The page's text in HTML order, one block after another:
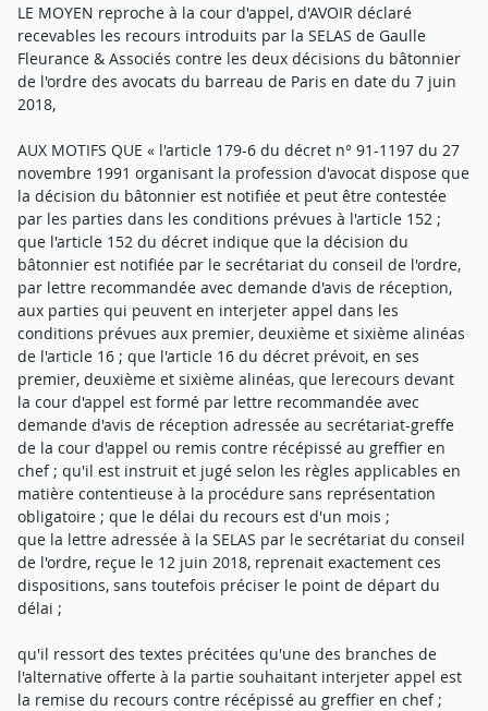
LE MOYEN reproche à la cour d'appel, d'AVOIR déclaré
recevables les recours introduits par la SELAS de Gaulle
Fleurance & Associés contre les deux décisions du bâtonnier
de l'ordre des avocats du barreau de Paris en date du 7 juin
2018,
AUX MOTIFS QUE « l'article 179-6 du décret n° 91-1197 du 27
novembre 1991 organisant la profession d'avocat dispose que
la décision du bâtonnier est notifiée et peut être contestée
par les parties dans les conditions prévues à l'article 152 ;
que l'article 152 du décret indique que la décision du
bâtonnier est notifiée par le secrétariat du conseil de l'ordre,
par lettre recommandée avec demande d'avis de réception,
aux parties qui peuvent en interjeter appel dans les
conditions prévues aux premier, deuxième et sixième alinéas
de l'article 16 ; que l'article 16 du décret prévoit, en ses
premier, deuxième et sixième alinéas, que lerecours devant
la cour d'appel est formé par lettre recommandée avec
demande d'avis de réception adressée au secrétariat-greffe
de la cour d'appel ou remis contre récépissé au greffier en
chef ; qu'il est instruit et jugé selon les règles applicables en
matière contentieuse à la procédure sans représentation
obligatoire ; que le délai du recours est d'un mois ;
que la lettre adressée à la SELAS par le secrétariat du conseil
de l'ordre, reçue le 12 juin 2018, reprenait exactement ces
dispositions, sans toutefois préciser le point de départ du
délai ;
qu'il ressort des textes précitées qu'une des branches de
l'alternative offerte à la partie souhaitant interjeter appel est
la remise du recours contre récépissé au greffier en chef ;